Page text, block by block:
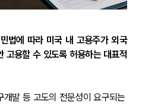
법에 따라 미국 내 고용주가 외국
고용할 수 있도록 허용하는 대표적
발 등 고도의 전문성이 요구되는